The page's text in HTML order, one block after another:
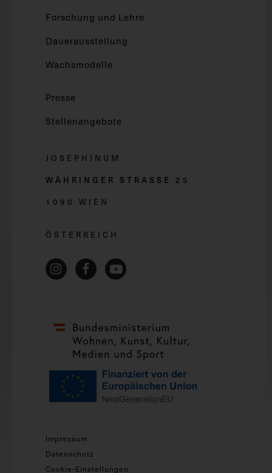
Forschung und Lehre
Dauerausstellung
Wachsmodelle
Presse
Stellenangebote
JOSEPHINUM
WÄHRINGER STRASSE 2 5
1090 WIEN
ÖSTERREICH
Impressum
Datenschutz
Cookie-Einstellungen